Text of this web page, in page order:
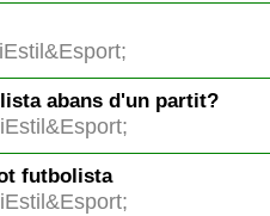
abans d'un partit?
futbolista